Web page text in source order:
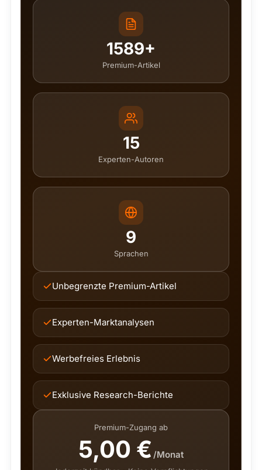
1589+
Premium-Artikel
15
Experten-Autoren
9
Sprachen
Unbegrenzte Premium-Artikel
Experten-Marktanalysen
Werbefreies Erlebnis
Exklusive Research-Berichte
Premium-Zugang ab
5,00 € /Monat